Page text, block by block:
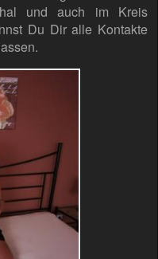
und auch im Kreis
Du Dir alle Kontakte